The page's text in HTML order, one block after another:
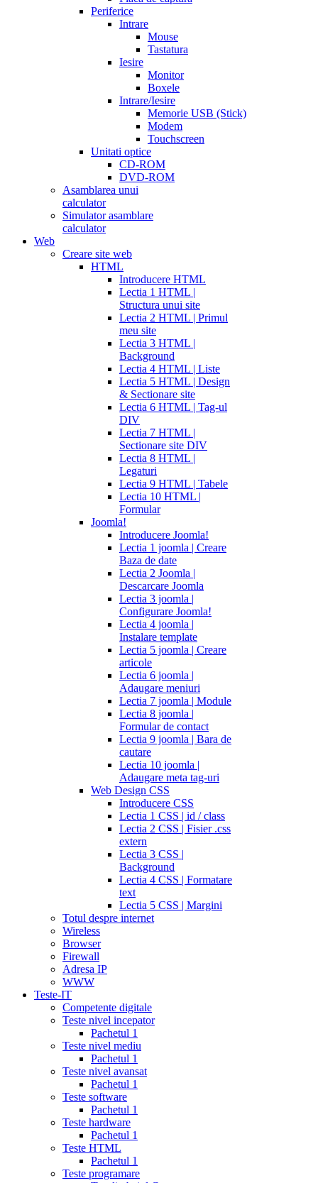
Periferice
Intrare
Mouse
Tastatura
Iesire
Monitor
Boxele
Intrare/Iesire
Memorie USB (Stick)
Modem
Touchscreen
Unitati optice
CD-ROM
DVD-ROM
Asamblarea unui
calculator
Simulator asamblare
calculator
Web
Creare site web
HTML
Introducere HTML
Lectia 1 HTML |
Structura unui site
Lectia 2 HTML | Primul
meu site
Lectia 3 HTML |
Background
Lectia 4 HTML | Liste
Lectia 5 HTML | Design
& Sectionare site
Lectia 6 HTML | Tag-ul
DIV
Lectia 7 HTML |
Sectionare site DIV
Lectia 8 HTML |
Legaturi
Lectia 9 HTML | Tabele
Lectia 10 HTML |
Formular
Joomla!
Introducere Joomla!
Lectia 1 joomla | Creare
Baza de date
Lectia 2 Joomla |
Descarcare Joomla
Lectia 3 joomla |
Configurare Joomla!
Lectia 4 joomla |
Instalare template
Lectia 5 joomla | Creare
articole
Lectia 6 joomla |
Adaugare meniuri
Lectia 7 joomla | Module
Lectia 8 joomla |
Formular de contact
Lectia 9 joomla | Bara de
cautare
Lectia 10 joomla |
Adaugare meta tag-uri
Web Design CSS
Introducere CSS
Lectia 1 CSS | id / class
Lectia 2 CSS | Fisier .css
extern
Lectia 3 CSS |
Background
Lectia 4 CSS | Formatare
text
Lectia 5 CSS | Margini
Totul despre internet
Wireless
Browser
Firewall
Adresa IP
WWW
Teste-IT
Competente digitale
Teste nivel incepator
Pachetul 1
Teste nivel mediu
Pachetul 1
Teste nivel avansat
Pachetul 1
Teste software
Pachetul 1
Teste hardware
Pachetul 1
Teste HTML
Pachetul 1
Teste programare